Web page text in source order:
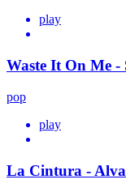
play
Waste It On Me -
pop
play
La Cintura -